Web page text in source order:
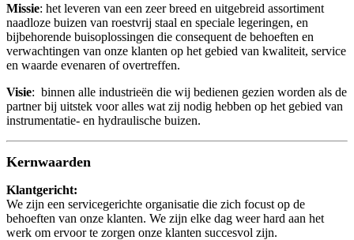
Missie: het leveren van een zeer breed en uitgebreid assortiment
naadloze buizen van roestvrij staal en speciale legeringen, en
bijbehorende buisoplossingen die consequent de behoeften en
verwachtingen van onze klanten op het gebied van kwaliteit, service
en waarde evenaren of overtreffen.
Visie: binnen alle industrieën die wij bedienen gezien worden als de
partner bij uitstek voor alles wat zij nodig hebben op het gebied van
instrumentatie- en hydraulische buizen.
Kernwaarden
Klantgericht:
We zijn een servicegerichte organisatie die zich focust op de
behoeften van onze klanten. We zijn elke dag weer hard aan het
werk om ervoor te zorgen onze klanten succesvol zijn.